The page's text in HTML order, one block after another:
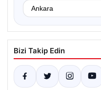
Bizi Takip Edin